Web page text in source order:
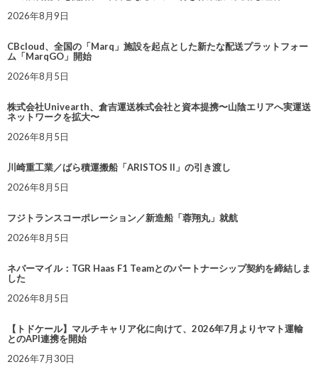
2026年8月9日
CBcloud、全国の「Marq」施設を起点とした新たな配送プラットフォー
ム「MarqGO」開始
2026年8月5日
株式会社Univearth、倉吉運送株式会社と資本提携〜山陰エリアへ実運送
ネットワークを拡大〜
2026年8月5日
川崎重工業／ばら積運搬船「ARISTOS II」の引き渡し
2026年8月5日
フジトランスコーポレーション／新造船「蓉翔丸」就航
2026年8月5日
ネバーマイル：TGR Haas F1 Teamとのパートナーシップ契約を締結しま
した
2026年8月5日
【トドケール】マルチキャリア化に向けて、2026年7月よりヤマト運輸
とのAPI連携を開始
2026年7月30日